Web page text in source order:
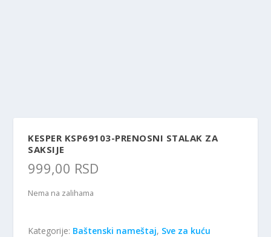
KESPER KSP69103-PRENOSNI STALAK ZA
SAKSIJE
999,00 RSD
Nema na zalihama
Kategorije: Baštenski nameštaj, Sve za kuću